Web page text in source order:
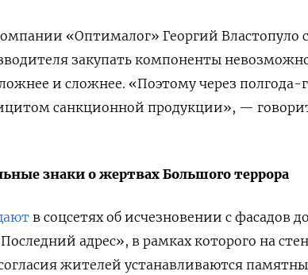
«Оптималог» Георгий Властопуло
закупать компоненты
и сложнее. «Поэтому через полгода-
санкционной продукции», —
знаки о жертвах Большого террора
в соцсетях об исчезновении с фасадов
адрес», в рамках которого на
жителей устанавливаются